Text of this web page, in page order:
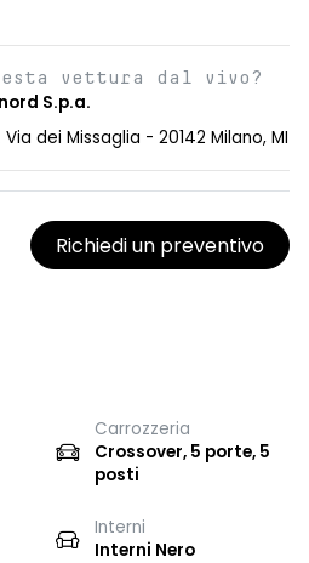
vettura dal vivo?
S.p.a.
dei Missaglia - 20142 Milano, MI
Richiedi un preventivo
Carrozzeria
Crossover, 5 porte, 5
posti
Interni
Interni Nero